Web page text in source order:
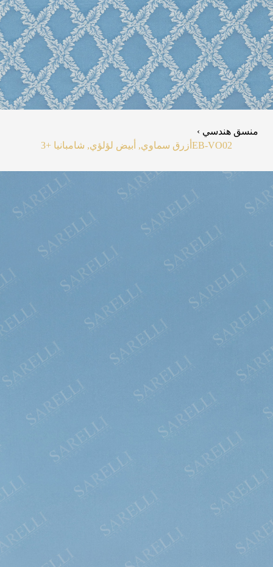
منسق هندسي ›
EB-VO02 أزرق سماوي, أبيض لؤلؤي, شامبانيا +3